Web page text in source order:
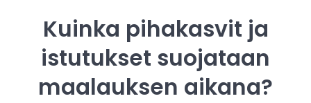
Kuinka pihakasvit ja
istutukset suojataan
maalauksen aikana?